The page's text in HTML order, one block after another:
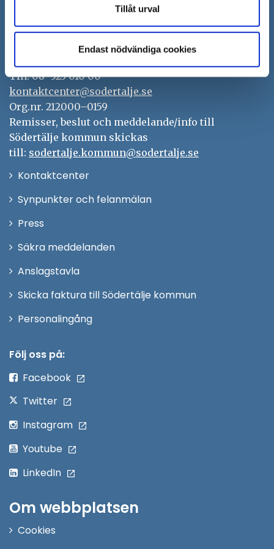
Tillåt urval
Endast nödvändiga cookies
Södertälje kommun
151 89 Södertälje
Tfn: 08–523 010 00
kontaktcenter@sodertalje.se
Org.nr. 212000–0159
Remisser, beslut och meddelande/info till
Södertälje kommun skickas
till: sodertalje.kommun@sodertalje.se
KontaktcenterÖppna
Synpunkter och felanmälan
Press
fönster
Säkra meddelanden
Anslagstavla
Skicka faktura till Södertälje kommun
PersonalingångÖppna
Följ oss på:
Facebook
Twitter
Instagram
Youtube
LinkedIn
Om webbplatsen
Cookies